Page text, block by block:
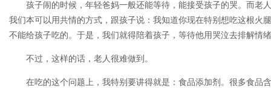
孩子闹的时候，年轻爸妈一般还能等待，能接受孩子的哭。而老
我们本可以用共情的方式，跟孩子说：我知道你现在特别想吃这根火
不能给孩子吃的。于是，我们就得陪着孩子，等待他用哭泣去排解情
不过，这样的话，老人很难做到。
在吃的这个问题上，我特别要讲得就是：食品添加剂。很多食品